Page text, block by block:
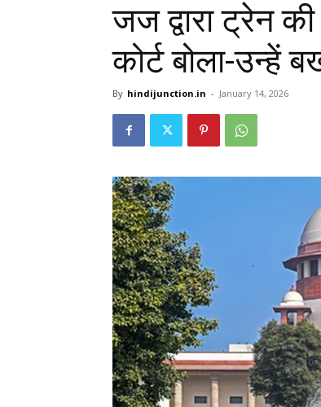
जज द्वारा ट्रेन
कोर्ट बोला-उन्हें
By hindijunction.in - January 14, 2026